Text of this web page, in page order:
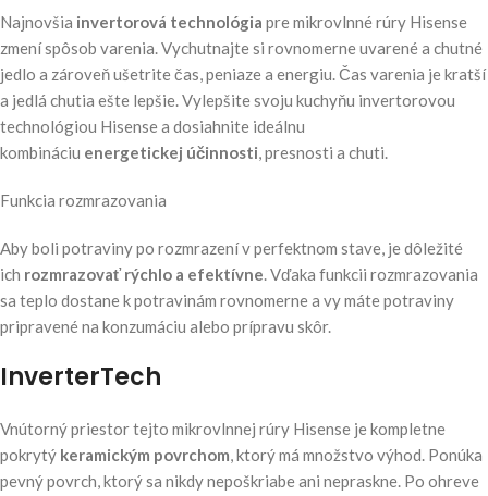
Najnovšia invertorová technológia pre mikrovlnné rúry Hisense
zmení spôsob varenia. Vychutnajte si rovnomerne uvarené a chutné
jedlo a zároveň ušetrite čas, peniaze a energiu. Čas varenia je kratší
a jedlá chutia ešte lepšie. Vylepšite svoju kuchyňu invertorovou
technológiou Hisense a dosiahnite ideálnu
kombináciu energetickej účinnosti, presnosti a chuti.
Funkcia rozmrazovania
Aby boli potraviny po rozmrazení v perfektnom stave, je dôležité
ich rozmrazovať rýchlo a efektívne. Vďaka funkcii rozmrazovania
sa teplo dostane k potravinám rovnomerne a vy máte potraviny
pripravené na konzumáciu alebo prípravu skôr.
InverterTech
Vnútorný priestor tejto mikrovlnnej rúry Hisense je kompletne
pokrytý keramickým povrchom, ktorý má množstvo výhod. Ponúka
pevný povrch, ktorý sa nikdy nepoškriabe ani nepraskne. Po ohreve